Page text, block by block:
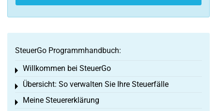
SteuerGo Programmhandbuch:
Willkommen bei SteuerGo
Toggle menu
Übersicht: So verwalten Sie Ihre Steuerfälle
Toggle menu
Meine Steuererklärung
Toggle menu